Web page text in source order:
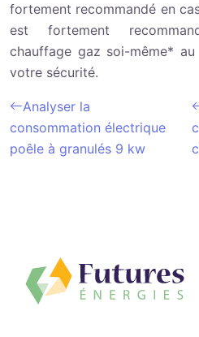
fortement recommandé en
est fortement
chauffage gaz soi-même*
votre sécurité.
Analyser la
consommation électrique
poêle à granulés 9 kw